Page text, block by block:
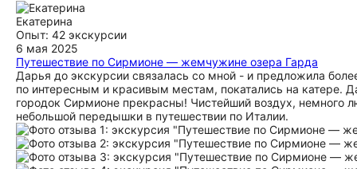
Екатерина
Опыт: 42 экскурсии
6 мая 2025
Путешествие по Сирмионе — жемчужине озера Гарда
Дарья до экскурсии связалась со мной - и предложила
по интересным и красивым местам, покатались на катере.
городок Сирмионе прекрасны! Чистейший воздух, немного
небольшой передышки в путешествии по Италии.